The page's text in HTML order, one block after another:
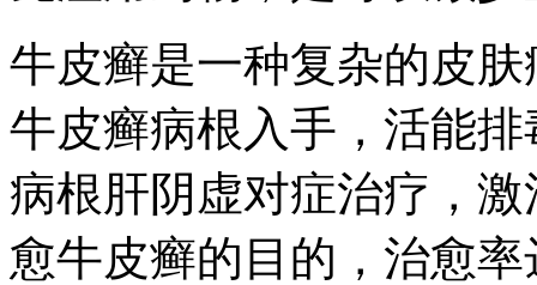
牛皮癣是一种复杂的皮
牛皮癣病根入手，活能
病根肝阴虚对症治疗，
愈牛皮癣的目的，治愈